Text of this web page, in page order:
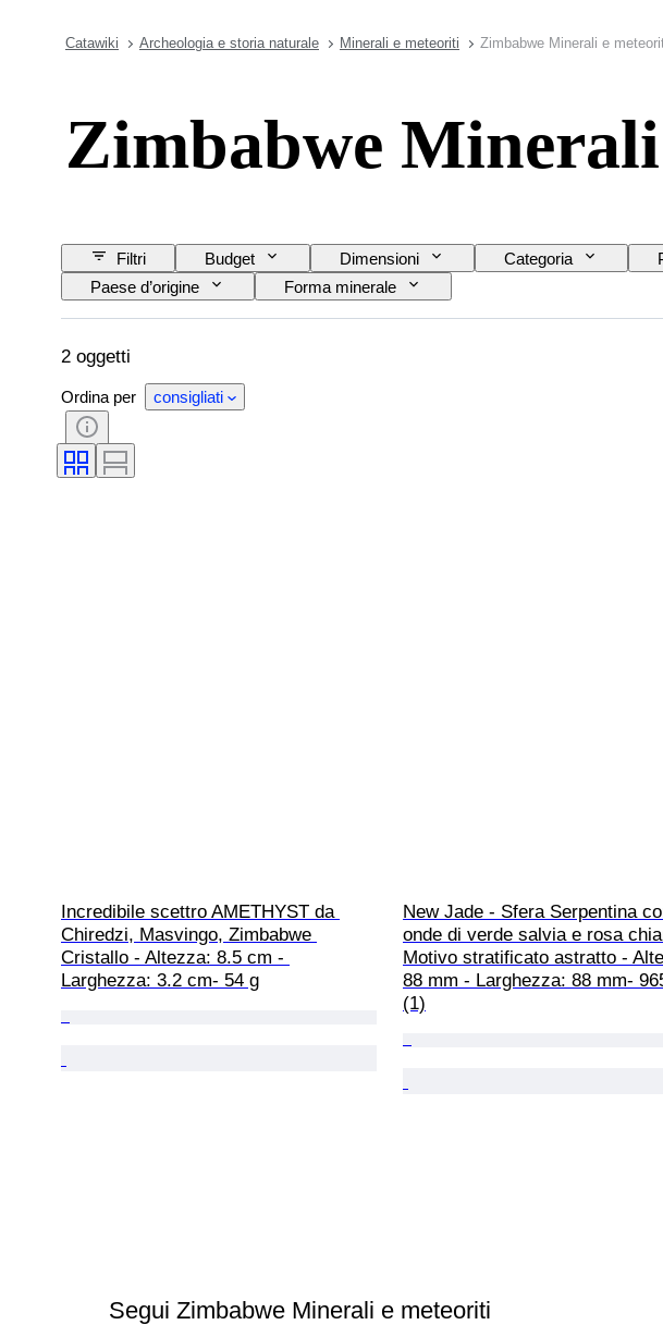
Catawiki Archeologia e storia naturale Minerali e meteoriti Zimbabwe Minerali e
Zimbabwe
Filtri Budget Dimensioni Categoria
Paese d’origine
Forma minerale
2 oggetti
Ordina per consigliati
Incredibile scettro AMETHYST da
Chiredzi, Masvingo, Zimbabwe
Cristallo - Altezza: 8.5 cm -
Larghezza: 3.2 cm- 54 g
New Jade - Sfera Serpentina
onde di verde salvia e rosa
Motivo stratificato astratto -
88 mm - Larghezza: 88 mm-
(1)
Segui Zimbabwe Minerali e meteoriti